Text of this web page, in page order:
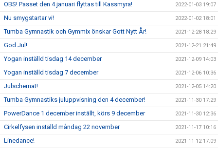
OBS! Passet den 4 januari flyttas till Kassmyra! 2022-01-03 19:07
Nu smygstartar vi! 2022-01-02 18:01
Tumba Gymnastik och Gymmix önskar Gott Nytt År! 2021-12-28 18:29
God Jul! 2021-12-21 21:49
Yogan inställd tisdag 14 december 2021-12-09 14:03
Yogan inställd tisdag 7 december 2021-12-06 10:36
Julschemat! 2021-12-05 14:20
Tumba Gymnastiks juluppvisning den 4 december! 2021-11-30 17:29
PowerDance 1 december inställt, körs 9 december 2021-11-30 12:36
Cirkelfysen inställd måndag 22 november 2021-11-17 10:16
Linedance! 2021-11-12 17:09